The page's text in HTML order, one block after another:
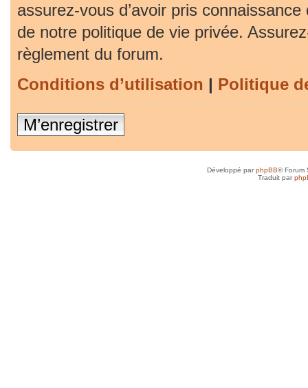
assurez-vous d’avoir pris
de notre politique de vie privée.
règlement du forum.
Conditions d’utilisation | Politique
M’enregistrer
Développé parphpBB® Forum
Traduit par